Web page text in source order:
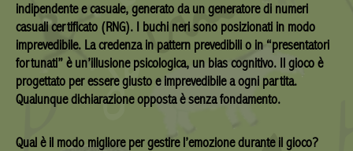
indipendente e casuale, generato da un generatore di numeri
casuali certificato (RNG). I buchi neri sono posizionati in modo
imprevedibile. La credenza in pattern prevedibili o in “presentatori
fortunati” è un’illusione psicologica, un bias cognitivo. Il gioco è
progettato per essere giusto e imprevedibile a ogni partita.
Qualunque dichiarazione opposta è senza fondamento.
Qual è il modo migliore per gestire l’emozione durante il gioco?